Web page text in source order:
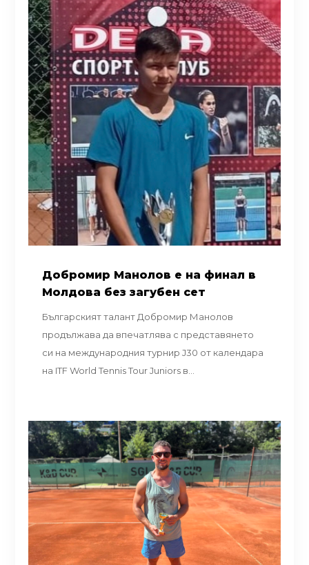
Добромир Манолов е на финал в
Молдова без загубен сет
Българският талант Добромир Манолов
продължава да впечатлява с представянето
си на международния турнир J30 от календара
на ITF World Tennis Tour Juniors в...